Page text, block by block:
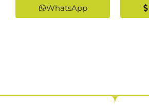
WhatsApp